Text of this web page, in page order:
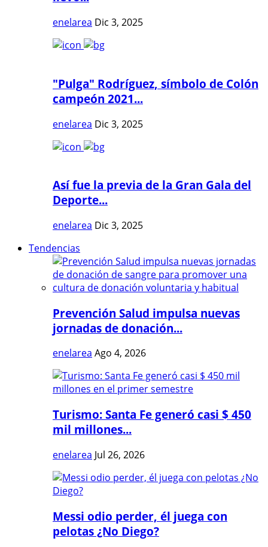
enelarea Dic 3, 2025
"Pulga" Rodríguez, símbolo de Colón
campeón 2021...
enelarea Dic 3, 2025
Así fue la previa de la Gran Gala del
Deporte...
enelarea Dic 3, 2025
Tendencias
Prevención Salud impulsa nuevas
jornadas de donación...
enelarea Ago 4, 2026
Turismo: Santa Fe generó casi $ 450
mil millones...
enelarea Jul 26, 2026
Messi odio perder, él juega con
pelotas ¿No Diego?